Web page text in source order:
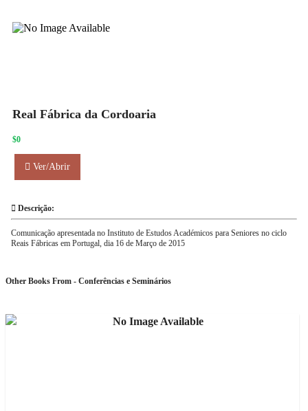
Real Fábrica da Cordoaria
$0
Ver/Abrir
Descrição:
Comunicação apresentada no Instituto de Estudos Académicos para Seniores no ciclo
Reais Fábricas em Portugal, dia 16 de Março de 2015
Other Books From - Conferências e Seminários